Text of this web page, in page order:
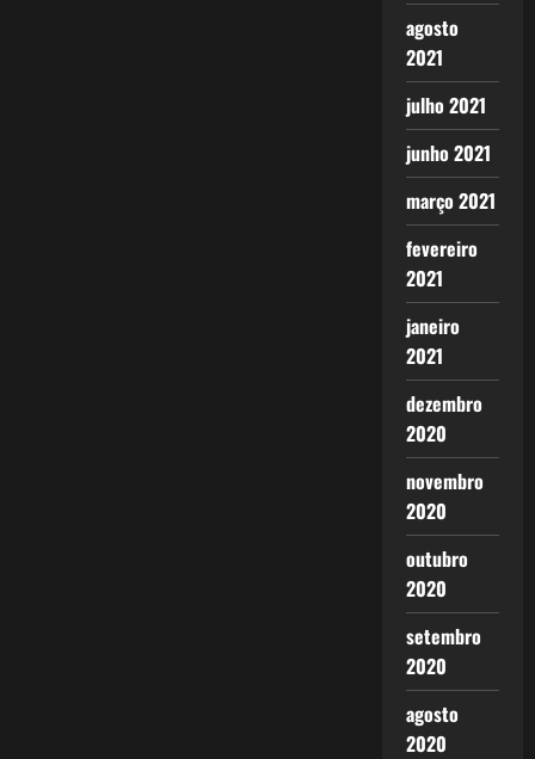
agosto
2021
julho 2021
junho 2021
março 2021
fevereiro
2021
janeiro
2021
dezembro
2020
novembro
2020
outubro
2020
setembro
2020
agosto
2020